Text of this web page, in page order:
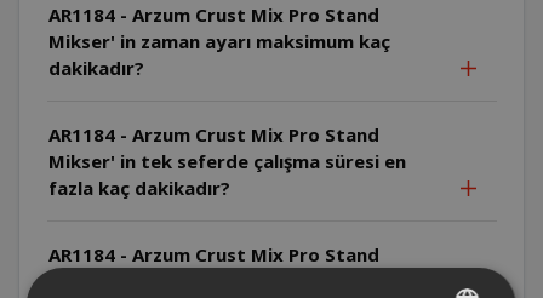
AR1184 - Arzum Crust Mix Pro Stand
Mikser' in zaman ayarı maksimum kaç
dakikadır?
AR1184 - Arzum Crust Mix Pro Stand
Mikser' in tek seferde çalışma süresi en
fazla kaç dakikadır?
AR1184 - Arzum Crust Mix Pro Stand